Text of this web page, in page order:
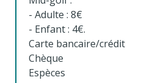
- Adulte : 8€
- Enfant : 4€.
Carte bancaire/crédit
Chèque
Espèces